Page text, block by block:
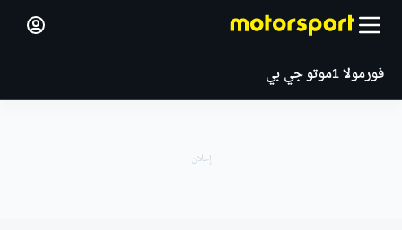
فورمولا 1 موتو جي بي